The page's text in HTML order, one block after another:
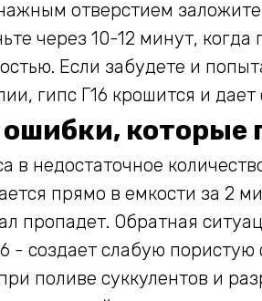
отверстием
через 10-12 минут, когда
Если забудете и
гипс Г16 крошится и дает
которые
в недостаточное
прямо в емкости за 2
пропадет. Обратная
- создает слабую пористую
поливе суккулентов и